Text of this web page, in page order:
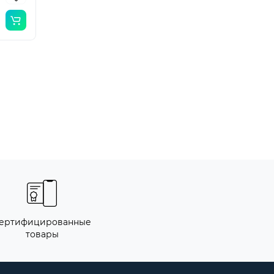
товары